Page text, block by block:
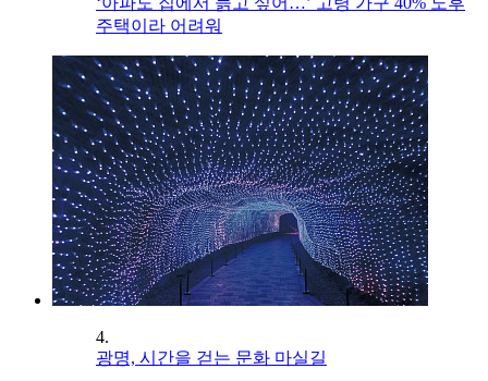
주택이라 어려워
4.
광명, 시간을 걷는 문화 마실길